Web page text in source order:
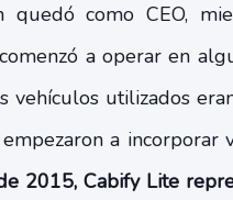
quedó como CEO,
a operar en
vehículos utilizados
a incorporar
2015, Cabify Lite